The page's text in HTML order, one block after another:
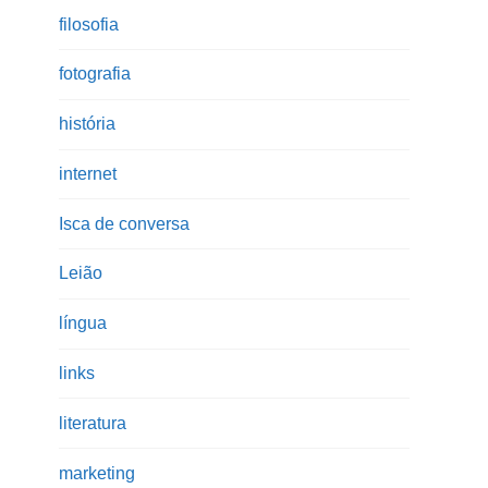
filosofia
fotografia
história
internet
Isca de conversa
Leião
língua
links
literatura
marketing